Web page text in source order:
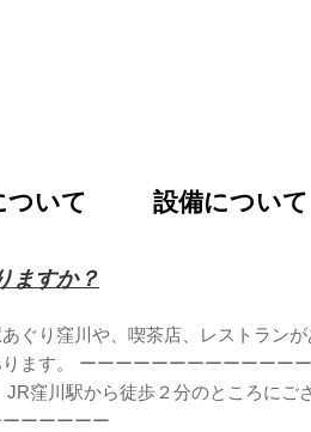
ついて 設備について
ますか？
ぐり窪川や、喫茶店、レストラン
ます。 ーーーーーーーーーーーー
JR窪川駅から徒歩２分のところに
ーーーーー